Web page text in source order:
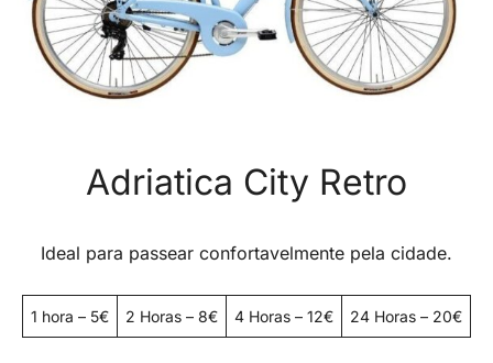
Adriatica City Retro
Ideal para passear confortavelmente pela cidade.
1 hora – 5€ 2 Horas – 8€ 4 Horas – 12€ 24 Horas – 20€